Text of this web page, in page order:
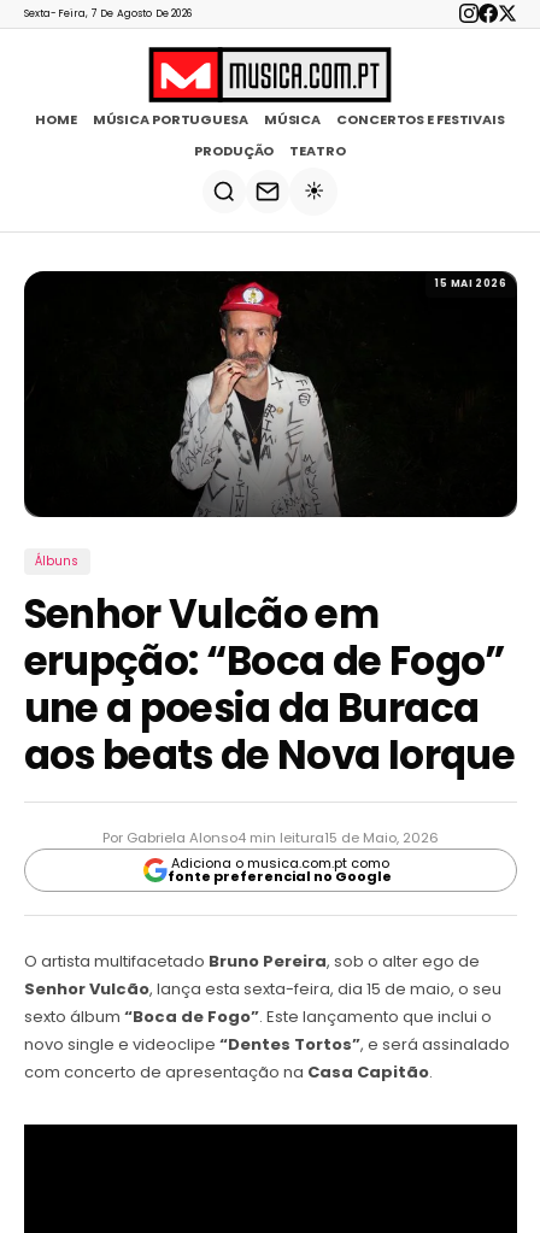
Sexta-Feira, 7 De Agosto De 2026
HOME MÚSICA PORTUGUESA MÚSICA
CONCERTOS E FESTIVAIS
PRODUÇÃO
TEATRO
☀️
15 MAI 2026
Álbuns
Senhor Vulcão em
erupção: “Boca de Fogo”
une a poesia da Buraca
aos beats de Nova Iorque
Por Gabriela Alonso4 min leitura15 de Maio, 2026
Adiciona o musica.com.pt como
fonte preferencial no Google
O artista multifacetado Bruno Pereira, sob o alter ego de
Senhor Vulcão, lança esta sexta-feira, dia 15 de maio, o seu
sexto álbum “Boca de Fogo”. Este lançamento que inclui o
novo single e videoclipe “Dentes Tortos”, e será assinalado
com concerto de apresentação na Casa Capitão.